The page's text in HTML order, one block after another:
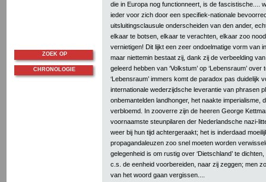
die in Europa nog functionneert, is de fascistische....
ieder voor zich door een specifiek-nationale
uitsluitingsclausule onderscheiden van den ander,
elkaar te botsen, elkaar te verachten, elkaar zoo
vernietigen! Dit lijkt een zeer ondoelmatige vorm van
maar niettemin bestaat zij, dank zij de verbeelding
geleerd hebben van ‘Volkstum’ op ‘Lebensraum’
‘Lebensraum’ immers komt de paradox pas duidelijk
internationale wederzijdsche leverantie van phrasen
onbemantelden landhonger, het naakte imperialisme,
verbloemd. In zooverre zijn de heeren George
voornaamste steunpilaren der Nederlandsche nazi-
weer bij hun tijd achtergeraakt; het is inderdaad
propagandaleuzen zoo snel moeten worden
gelegenheid is om rustig over ‘Dietschland’ te
c.s. de eenheid voorbereiden, naar zij zeggen; men
van het woord gaan vergissen....
ZOEK OP
CHRONOLOGIE